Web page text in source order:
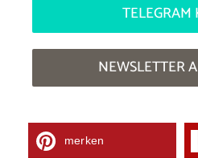
NEWSLETTER
merken